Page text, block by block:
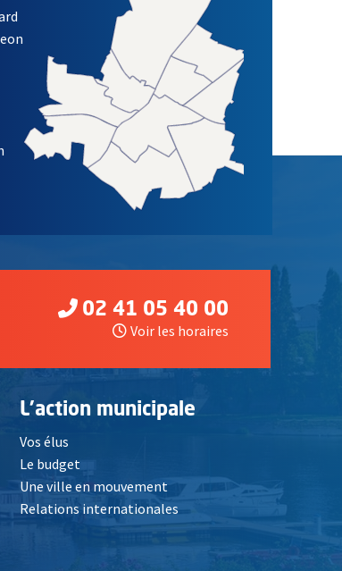
DES ASSOCIATIONS DE LA VILLE
02 41 05 40 00
Voir les horaires
L'action municipale
Vos élus
Le budget
Une ville en mouvement
Relations internationales